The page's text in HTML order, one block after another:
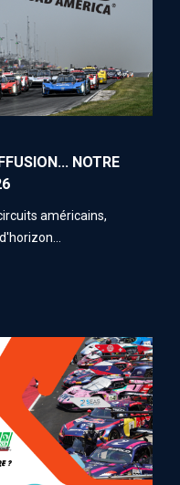
NOTRE
américains,